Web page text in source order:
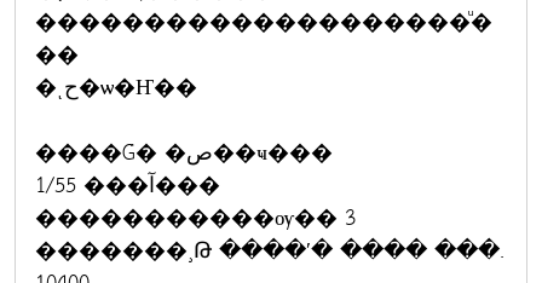
��������������������ͧ�
��
�ͺح�ѡ�Ҥ��
����Ǵ� �ص��ҹ���
1/55 ���آ���
�����������ѹ�� 3
�������¸Թ ����ʹ� ���� ���.